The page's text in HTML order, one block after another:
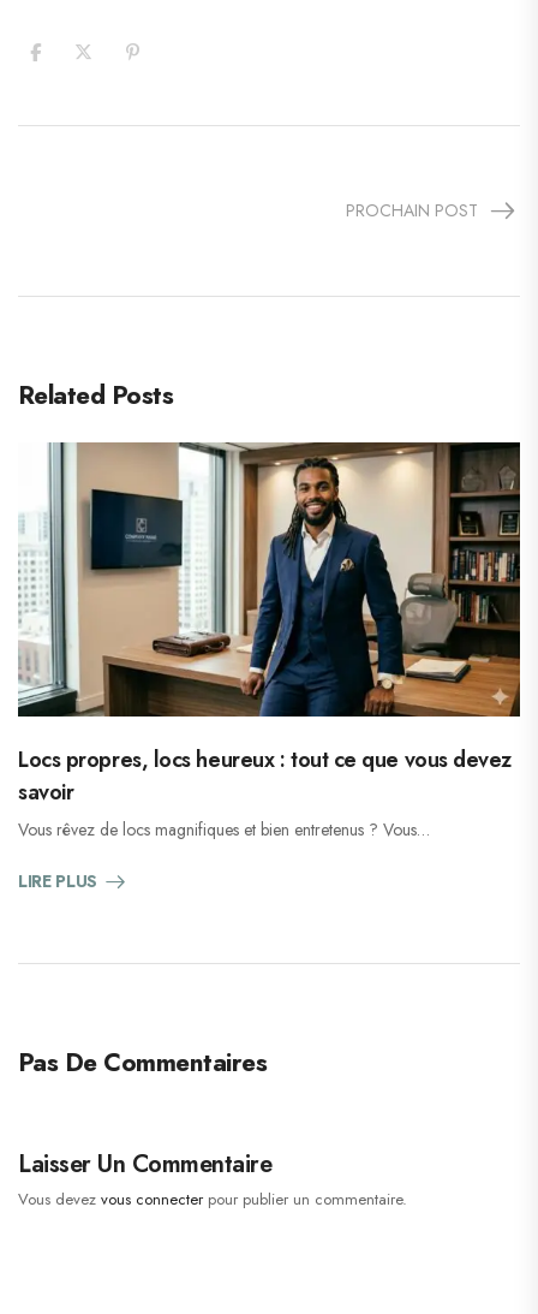
PROCHAIN POST
Related Posts
Locs propres, locs heureux : tout ce que vous devez
savoir
Vous rêvez de locs magnifiques et bien entretenus ? Vous…
LIRE PLUS
Pas De Commentaires
Laisser Un Commentaire
Vous devez vous connecter pour publier un commentaire.